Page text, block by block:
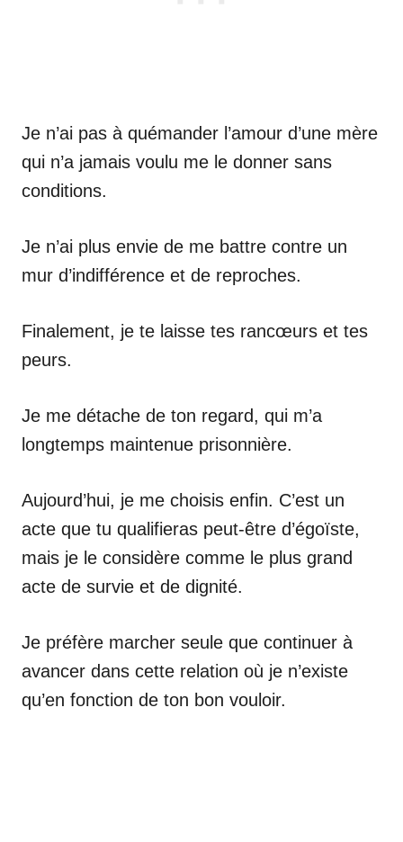
Je n’ai pas à quémander l’amour d’une mère
qui n’a jamais voulu me le donner sans
conditions.
Je n’ai plus envie de me battre contre un
mur d’indifférence et de reproches.
Finalement, je te laisse tes rancœurs et tes
peurs.
Je me détache de ton regard, qui m’a
longtemps maintenue prisonnière.
Aujourd’hui, je me choisis enfin. C’est un
acte que tu qualifieras peut-être d’égoïste,
mais je le considère comme le plus grand
acte de survie et de dignité.
Je préfère marcher seule que continuer à
avancer dans cette relation où je n’existe
qu’en fonction de ton bon vouloir.